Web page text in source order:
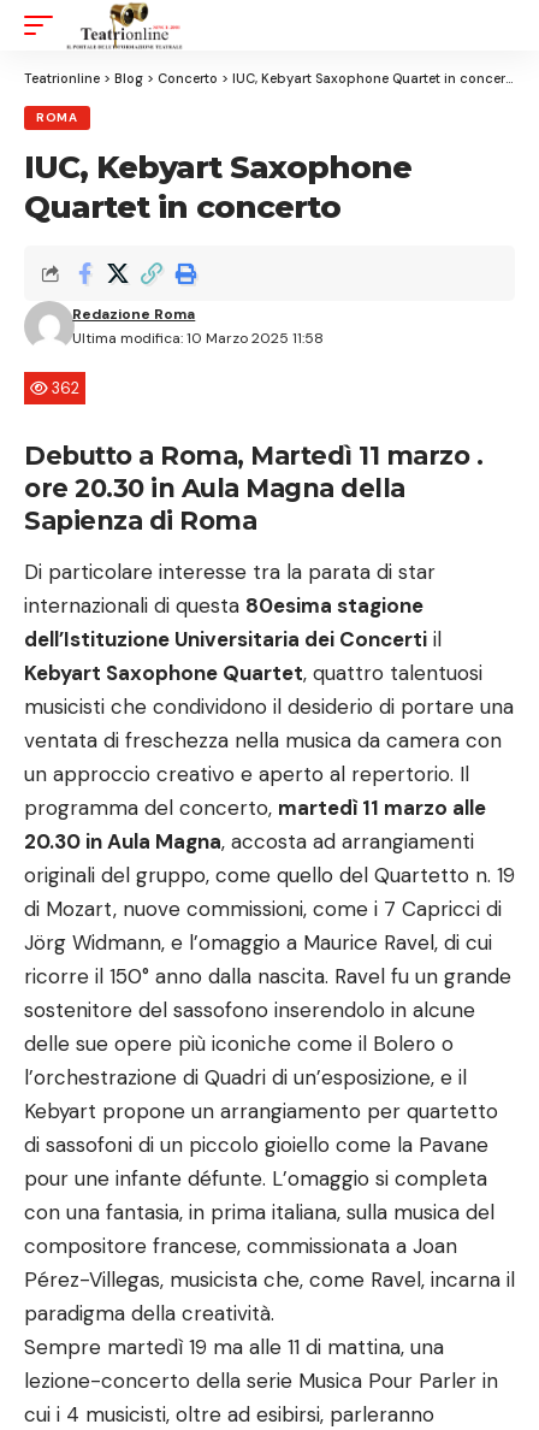
Resizer
Teatrionline > Blog > Concerto > IUC, Kebyart Saxophone Quartet in concerto
ROMA
IUC, Kebyart Saxophone
Quartet in concerto
Ultima modifica: 10 Marzo 2025 11:58
Redazione Roma
362
Debutto a Roma, Martedì 11 marzo .
ore 20.30 in Aula Magna della
Sapienza di Roma
Di particolare interesse tra la parata di star
internazionali di questa 80esima stagione
dell’Istituzione Universitaria dei Concerti il
Kebyart Saxophone Quartet, quattro talentuosi
musicisti che condividono il desiderio di portare una
ventata di freschezza nella musica da camera con
un approccio creativo e aperto al repertorio. Il
programma del concerto, martedì 11 marzo alle
20.30 in Aula Magna, accosta ad arrangiamenti
originali del gruppo, come quello del Quartetto n. 19
di Mozart, nuove commissioni, come i 7 Capricci di
Jörg Widmann, e l’omaggio a Maurice Ravel, di cui
ricorre il 150° anno dalla nascita. Ravel fu un grande
sostenitore del sassofono inserendolo in alcune
delle sue opere più iconiche come il Bolero o
l’orchestrazione di Quadri di un’esposizione, e il
Kebyart propone un arrangiamento per quartetto
di sassofoni di un piccolo gioiello come la Pavane
pour une infante défunte. L’omaggio si completa
con una fantasia, in prima italiana, sulla musica del
compositore francese, commissionata a Joan
Pérez-Villegas, musicista che, come Ravel, incarna il
paradigma della creatività.
Sempre martedì 19 ma alle 11 di mattina, una
lezione-concerto della serie Musica Pour Parler in
cui i 4 musicisti, oltre ad esibirsi, parleranno